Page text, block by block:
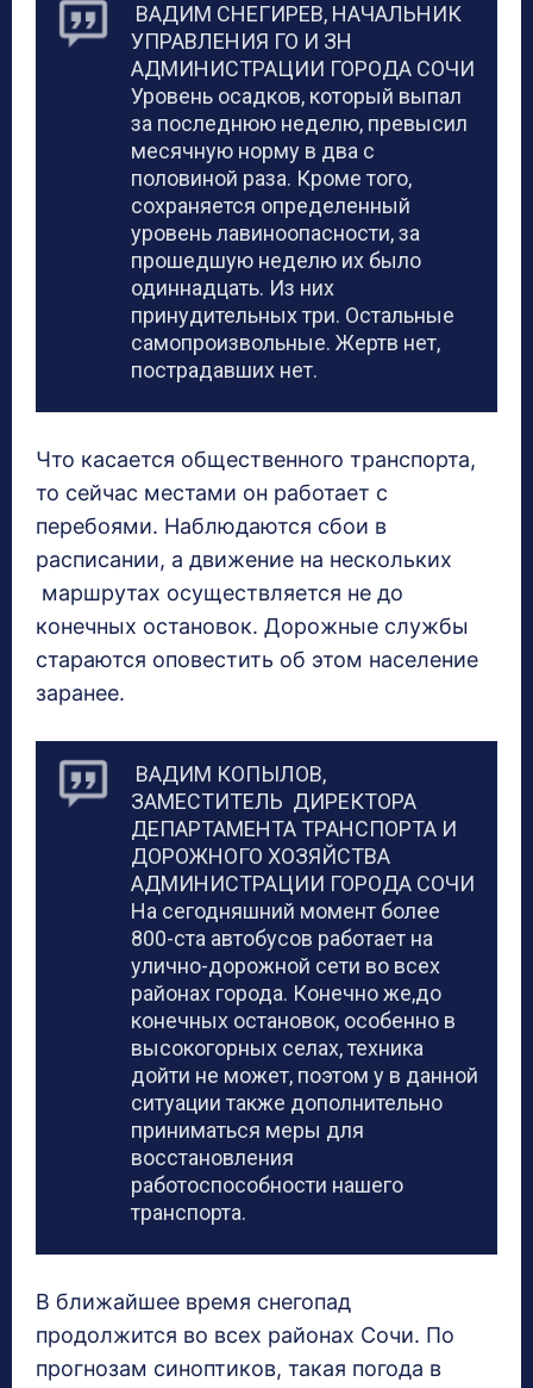
ВАДИМ СНЕГИРЕВ, НАЧАЛЬНИК
УПРАВЛЕНИЯ ГО И ЗН
АДМИНИСТРАЦИИ ГОРОДА СОЧИ
Уровень осадков, который выпал
за последнюю неделю, превысил
месячную норму в два с
половиной раза. Кроме того,
сохраняется определенный
уровень лавиноопасности, за
прошедшую неделю их было
одиннадцать. Из них
принудительных три. Остальные
самопроизвольные. Жертв нет,
пострадавших нет.
Что касается общественного транспорта,
то сейчас местами он работает с
перебоями. Наблюдаются сбои в
расписании, а движение на нескольких
маршрутах осуществляется не до
конечных остановок. Дорожные службы
стараются оповестить об этом население
заранее.
ВАДИМ КОПЫЛОВ,
ЗАМЕСТИТЕЛЬ ДИРЕКТОРА
ДЕПАРТАМЕНТА ТРАНСПОРТА И
ДОРОЖНОГО ХОЗЯЙСТВА
АДМИНИСТРАЦИИ ГОРОДА СОЧИ
На сегодняшний момент более
800-ста автобусов работает на
улично-дорожной сети во всех
районах города. Конечно же,до
конечных остановок, особенно в
высокогорных селах, техника
дойти не может, поэтом у в данной
ситуации также дополнительно
приниматься меры для
восстановления
работоспособности нашего
транспорта.
В ближайшее время снегопад
продолжится во всех районах Сочи. По
прогнозам синоптиков, такая погода в